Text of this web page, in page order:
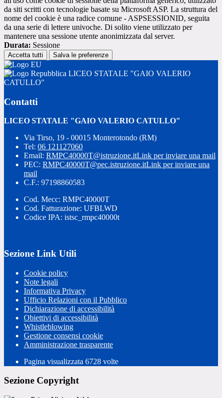
da siti scritti con tecnologie basate su Microsoft ASP. La struttura del
nome del cookie è una radice comune - ASPSESSIONID, seguita
da una serie di lettere univoche. Di solito viene utilizzato per
mantenere una sessione utente anonimizzata dal server.
Durata: Sessione
Accetta tutti Salva le preferenze
LICEO STATALE "GAIO VALERIO
CATULLO"
Contatti
LICEO STATALE "GAIO VALERIO CATULLO"
Via Tirso, 19 - 00015 Monterotondo (RM)
Tel: 06 121127060
Email: RMPC40000T@istruzione.itLink per inviare una mail
PEC: RMPC40000T@pec.istruzione.itLink per inviare una
mail
C.F.: 97198860583
Cod. Mecc: RMPC40000T
Cod. Fatturazione: UFBLWD
Codice IPA: istsc_rmpc40000t
Sezione Link Utili
Cookie policy
Note legali
Informativa Privacy
Ufficio Relazioni con il Pubblico
Dichiarazione di accessibilità
Obiettivi di accessibilità
Whistleblowing
Gestione consensi cookie
Amministrazione trasparente
Pagina visualizzata 6728 volte
Sezione Copyright